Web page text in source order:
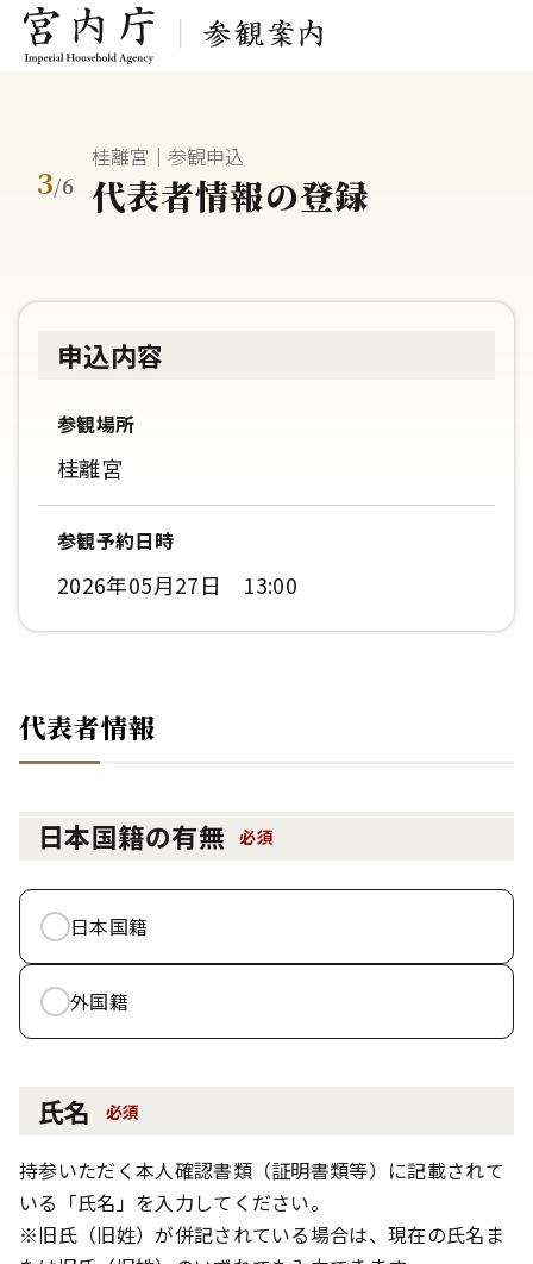
3/6
桂離宮｜参観申込
代表者情報の登録
申込内容
参観場所
桂離宮
参観予約日時
2026年05月27日 13:00
代表者情報
日本国籍の有無 必須
日本国籍
外国籍
氏名 必須
持参いただく本人確認書類（証明書類等）に記載されて
いる「氏名」を入力してください。
※旧氏（旧姓）が併記されている場合は、現在の氏名ま